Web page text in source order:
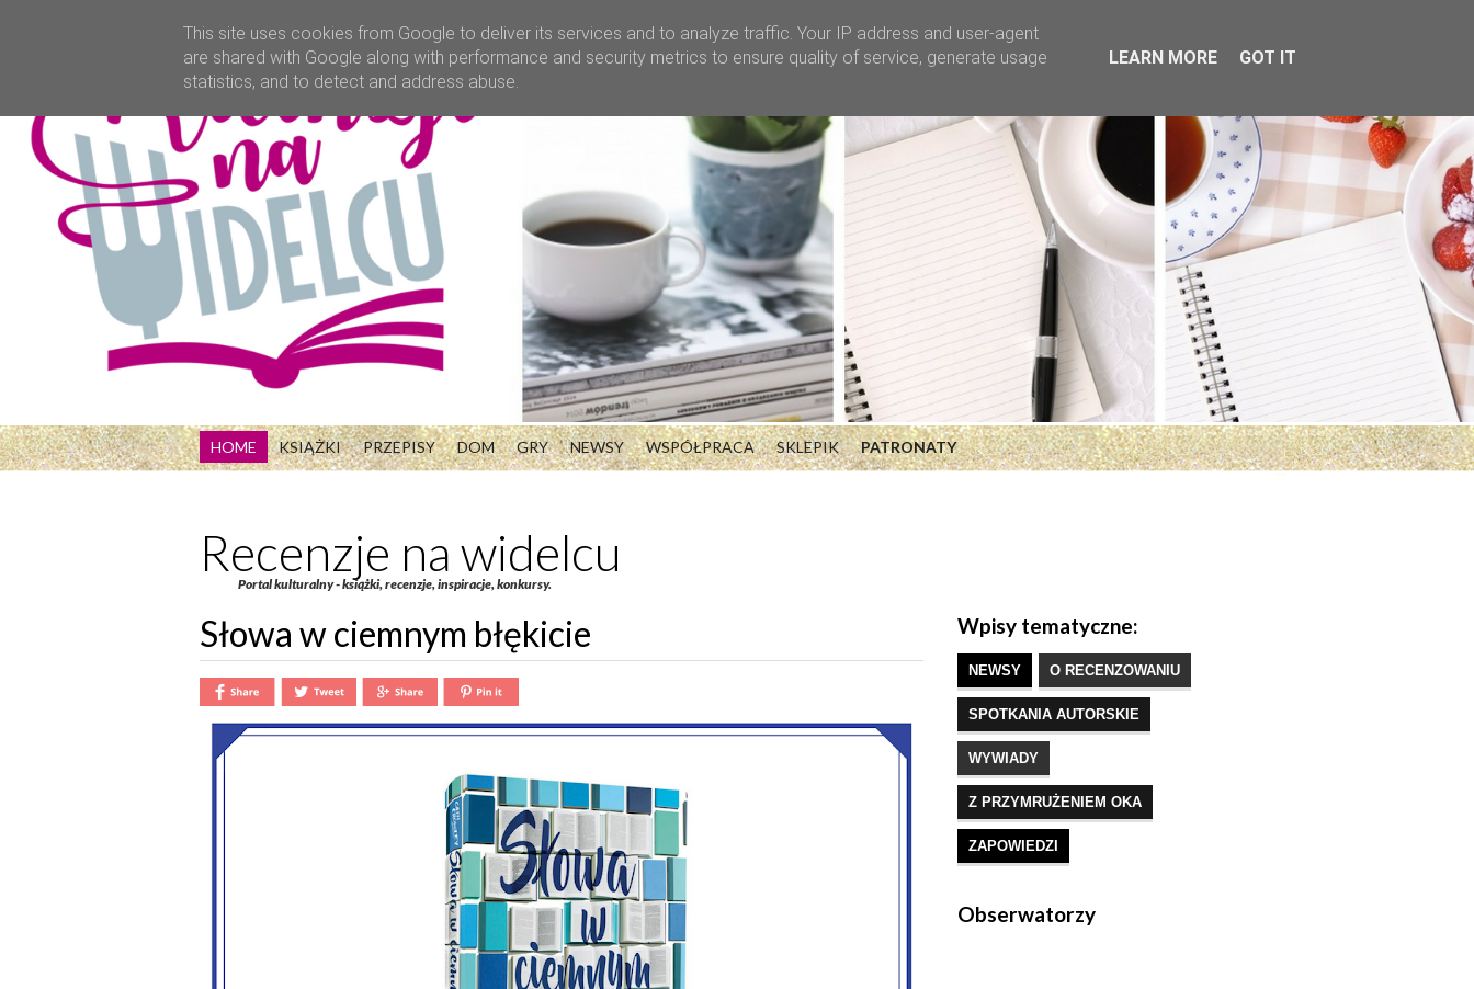
HOME KSIĄŻKI PRZEPISY DOM GRY NEWSY WSPÓŁPRACA SKLEPIK PATRONATY
Recenzje na widelcu
Portal kulturalny - książki, recenzje, inspiracje, konkursy.
Słowa w ciemnym błękicie Wpisy tematyczne:
NEWSY O RECENZOWANIU
SPOTKANIA AUTORSKIE
WYWIADY
Z PRZYMRUŻENIEM OKA
ZAPOWIEDZI
Obserwatorzy
This site uses cookies from Google to deliver its services and to analyze traffic. Your IP address and user-agent
are shared with Google along with performance and security metrics to ensure quality of service, generate usage
statistics, and to detect and address abuse.
LEARN MORE GOT IT